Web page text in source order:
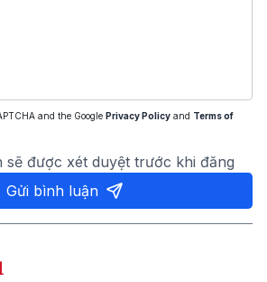
and the Google Privacy Policy and Terms of
sẽ được xét duyệt trước khi đăng
Gửi bình luận